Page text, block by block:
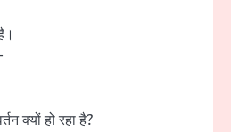
क्यों हो रहा है?